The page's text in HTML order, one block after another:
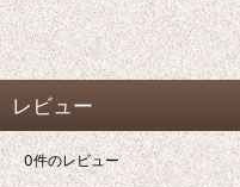
レビュー
0件のレビュー